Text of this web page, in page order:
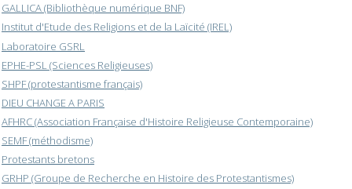
GALLICA (Bibliothèque numérique BNF)
Institut d'Etude des Religions et de la Laïcité (IREL)
Laboratoire GSRL
EPHE-PSL (Sciences Religieuses)
SHPF (protestantisme français)
DIEU CHANGE A PARIS
AFHRC (Association Française d'Histoire Religieuse Contemporaine)
SEMF (méthodisme)
Protestants bretons
GRHP (Groupe de Recherche en Histoire des Protestantismes)